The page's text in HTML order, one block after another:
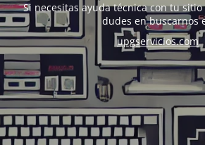
Si necesitas ayuda técnica con tu
dudes en buscarnos
upgservicios.com